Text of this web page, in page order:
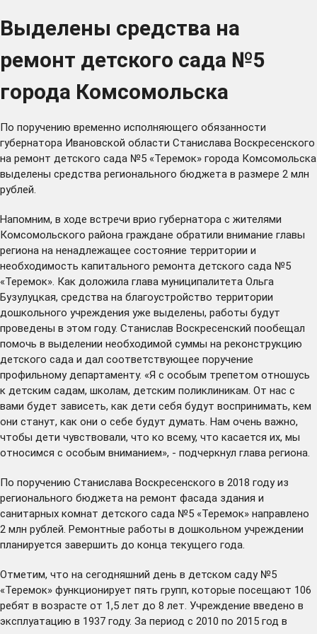
Выделены средства на
ремонт детского сада №5
города Комсомольска
По поручению временно исполняющего обязанности
губернатора Ивановской области Станислава Воскресенского
на ремонт детского сада №5 «Теремок» города Комсомольска
выделены средства регионального бюджета в размере 2 млн
рублей.
Напомним, в ходе встречи врио губернатора с жителями
Комсомольского района граждане обратили внимание главы
региона на ненадлежащее состояние территории и
необходимость капитального ремонта детского сада №5
«Теремок». Как доложила глава муниципалитета Ольга
Бузулуцкая, средства на благоустройство территории
дошкольного учреждения уже выделены, работы будут
проведены в этом году. Станислав Воскресенский пообещал
помочь в выделении необходимой суммы на реконструкцию
детского сада и дал соответствующее поручение
профильному департаменту. «Я с особым трепетом отношусь
к детским садам, школам, детским поликлиникам. От нас с
вами будет зависеть, как дети себя будут воспринимать, кем
они станут, как они о себе будут думать. Нам очень важно,
чтобы дети чувствовали, что ко всему, что касается их, мы
относимся с особым вниманием», - подчеркнул глава региона.
По поручению Станислава Воскресенского в 2018 году из
регионального бюджета на ремонт фасада здания и
санитарных комнат детского сада №5 «Теремок» направлено
2 млн рублей. Ремонтные работы в дошкольном учреждении
планируется завершить до конца текущего года.
Отметим, что на сегодняшний день в детском саду №5
«Теремок» функционирует пять групп, которые посещают 106
ребят в возрасте от 1,5 лет до 8 лет. Учреждение введено в
эксплуатацию в 1937 году. За период с 2010 по 2015 год в